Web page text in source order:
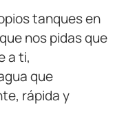
tanques en
nos pidas que
a ti,
que
rápida y